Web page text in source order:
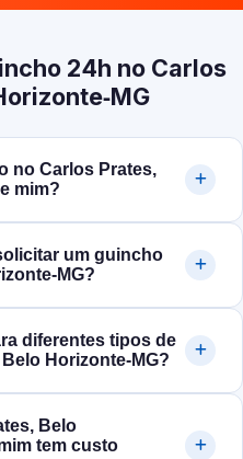
24h no Carlos
no Carlos Prates,
mim?
um guincho
diferentes tipos de
Horizonte‑MG?
Belo
tem custo